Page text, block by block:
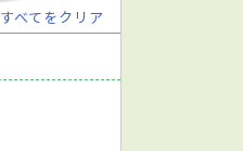
すべてをクリア